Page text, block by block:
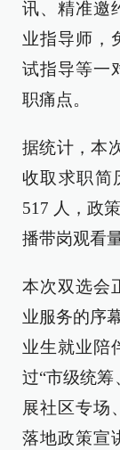
讯、精准邀
业指导师，
试指导等一
职痛点。
据统计，本
收取求职简
517 人，政
播带岗观看
本次双选会
业服务的序
业生就业陪
过“市级统
展社区专场
落地政策宣